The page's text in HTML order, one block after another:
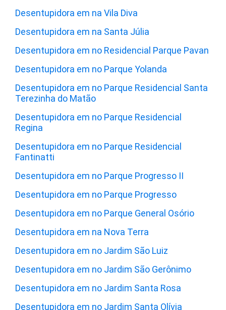
Desentupidora em na Vila Diva
Desentupidora em na Santa Júlia
Desentupidora em no Residencial Parque Pavan
Desentupidora em no Parque Yolanda
Desentupidora em no Parque Residencial Santa
Terezinha do Matão
Desentupidora em no Parque Residencial
Regina
Desentupidora em no Parque Residencial
Fantinatti
Desentupidora em no Parque Progresso II
Desentupidora em no Parque Progresso
Desentupidora em no Parque General Osório
Desentupidora em na Nova Terra
Desentupidora em no Jardim São Luiz
Desentupidora em no Jardim São Gerônimo
Desentupidora em no Jardim Santa Rosa
Desentupidora em no Jardim Santa Olívia